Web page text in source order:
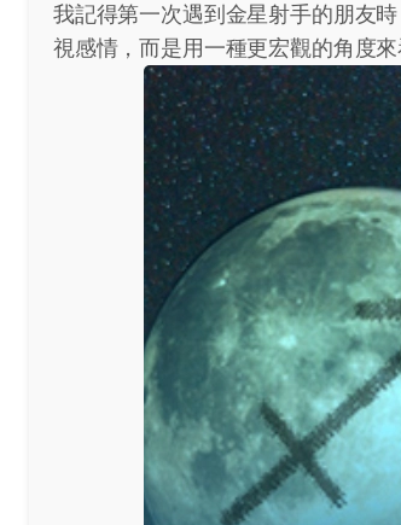
我記得第一次遇到金星射手的朋友
視感情，而是用一種更宏觀的角度來